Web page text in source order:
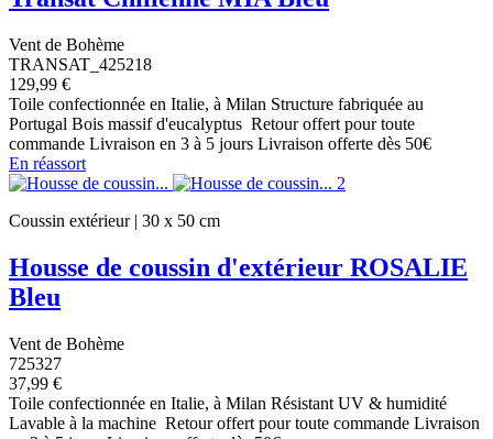
Vent de Bohème
TRANSAT_425218
129,99 €
Toile confectionnée en Italie, à Milan Structure fabriquée au
Portugal Bois massif d'eucalyptus Retour offert pour toute
commande Livraison en 3 à 5 jours Livraison offerte dès 50€
En réassort
Coussin extérieur | 30 x 50 cm
Housse de coussin d'extérieur ROSALIE
Bleu
Vent de Bohème
725327
37,99 €
Toile confectionnée en Italie, à Milan Résistant UV & humidité
Lavable à la machine Retour offert pour toute commande Livraison